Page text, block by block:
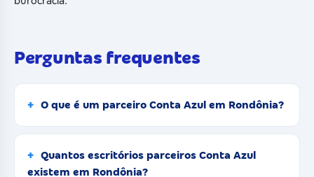
Perguntas frequentes
O que é um parceiro Conta Azul em Rondônia?
Quantos escritórios parceiros Conta Azul
existem em Rondônia?